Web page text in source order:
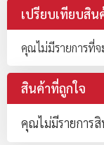
เปรียบเทียบสิน
คุณไม่มีรายการที่จ
สินค้าที่ถูกใจ
คุณไม่มีรายการสิ